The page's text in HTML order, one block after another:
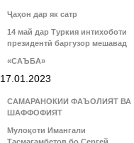
Ҷаҳон дар як сатр
14 май дар Туркия интихоботи
президентӣ баргузор мешавад
«САЪБА»
17.01.2023
САМАРАНОКИИ ФАЪОЛИЯТ ВА
ШАФФОФИЯТ
Мулоқоти Имангали